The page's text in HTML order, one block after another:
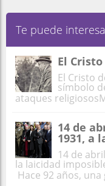
Te puede
El
El Cristo
símbolo
ataques
14 de
1931, a
14 de
la laicidad
Hace 92 años,